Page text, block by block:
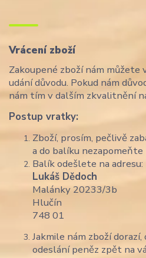
Vrácení zboží
Zakoupené zboží nám
udání důvodu. Pokud nám
nám tím v dalším zkvalitnění
Postup vratky:
Zboží, prosím, pečlivě
a do balíku
Balík odešlete na adresu:
Lukáš Dědoch
Malánky 20233/3b
Hlučín
748 01
Jakmile nám zboží
odeslání peněz zpět na